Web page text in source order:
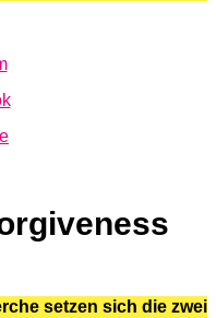
setzen sich die zwei